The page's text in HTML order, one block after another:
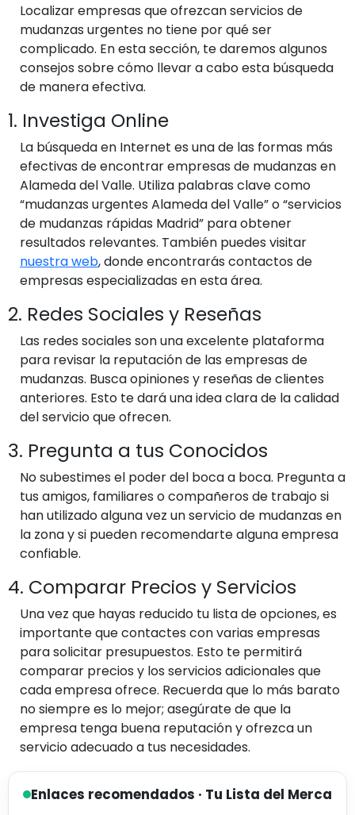
Localizar empresas que ofrezcan servicios de
mudanzas urgentes no tiene por qué ser
complicado. En esta sección, te daremos algunos
consejos sobre cómo llevar a cabo esta búsqueda
de manera efectiva.
1. Investiga Online
La búsqueda en Internet es una de las formas más
efectivas de encontrar empresas de mudanzas en
Alameda del Valle. Utiliza palabras clave como
“mudanzas urgentes Alameda del Valle” o “servicios
de mudanzas rápidas Madrid” para obtener
resultados relevantes. También puedes visitar
nuestra web, donde encontrarás contactos de
empresas especializadas en esta área.
2. Redes Sociales y Reseñas
Las redes sociales son una excelente plataforma
para revisar la reputación de las empresas de
mudanzas. Busca opiniones y reseñas de clientes
anteriores. Esto te dará una idea clara de la calidad
del servicio que ofrecen.
3. Pregunta a tus Conocidos
No subestimes el poder del boca a boca. Pregunta a
tus amigos, familiares o compañeros de trabajo si
han utilizado alguna vez un servicio de mudanzas en
la zona y si pueden recomendarte alguna empresa
confiable.
4. Comparar Precios y Servicios
Una vez que hayas reducido tu lista de opciones, es
importante que contactes con varias empresas
para solicitar presupuestos. Esto te permitirá
comparar precios y los servicios adicionales que
cada empresa ofrece. Recuerda que lo más barato
no siempre es lo mejor; asegúrate de que la
empresa tenga buena reputación y ofrezca un
servicio adecuado a tus necesidades.
Enlaces recomendados · Tu Lista del Merca